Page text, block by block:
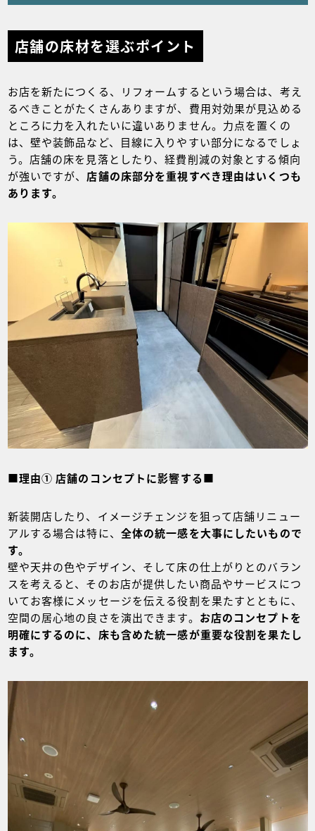
店舗の床材を選ぶポイント
お店を新たにつくる、リフォームするという場合は、考え
るべきことがたくさんありますが、費用対効果が見込める
ところに力を入れたいに違いありません。力点を置くの
は、壁や装飾品など、目線に入りやすい部分になるでしょ
う。店舗の床を見落としたり、経費削減の対象とする傾向
が強いですが、店舗の床部分を重視すべき理由はいくつも
あります。
■理由① 店舗のコンセプトに影響する■
新装開店したり、イメージチェンジを狙って店舗リニュー
アルする場合は特に、 全体の統一感を大事にしたいもので
す。
壁や天井の色やデザイン、そして床の仕上がりとのバラン
スを考えると、そのお店が提供したい商品やサービスにつ
いてお客様にメッセージを伝える役割を果たすとともに、
空間の居心地の良さを演出できます。 お店のコンセプトを
明確にするのに、床も含めた統一感が重要な役割を果たし
ます。